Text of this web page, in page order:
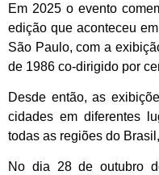
Em 2025 o evento
edição que aconteceu
São Paulo, com a
de 1986 co-dirigido por
Desde então, as
cidades em diferentes
todas as regiões do
No dia 28 de outubro